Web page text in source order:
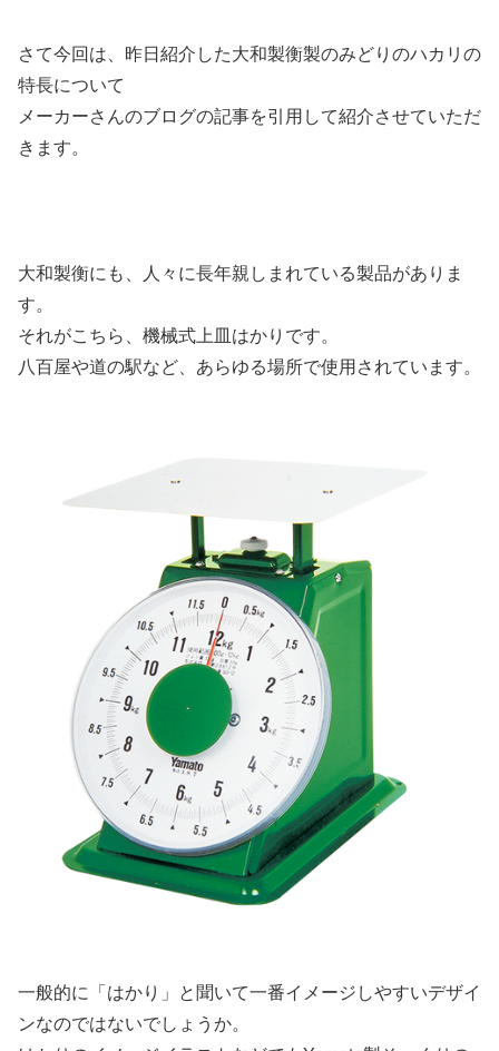
さて今回は、昨日紹介した大和製衡製のみどりのハカリの
特長について
メーカーさんのブログの記事を引用して紹介させていただ
きます。
大和製衡にも、人々に長年親しまれている製品がありま
す。
それがこちら、 機械式上皿はかり です。
八百屋や道の駅など、あらゆる場所で使用されています。
一般的に「はかり」と聞いて一番イメージしやすいデザイ
ンなのではないでしょうか。